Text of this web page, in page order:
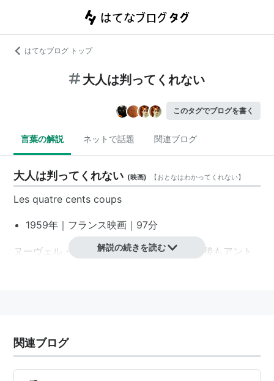
はてなブログ トップ
大人は判ってくれない
このタグでブログを書く
言葉の解説 ネットで話題 関連ブログ
大人は判ってくれない (映画) 【おとなはわかってくれない】
Les quatre cents coups
1959年｜ フランス映画 ｜97分
ヌーヴェル・ヴァーグの代表作の1本。この後も アント
監督：フランソワ・トリュフォー
脚本：フランソワ・トリュフォー、マルセル・ムー
シー
解説の続きを読む
関連ブログ